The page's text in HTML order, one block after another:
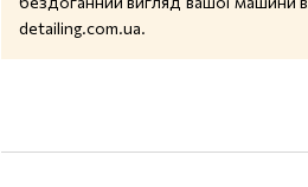
detailing.com.ua.